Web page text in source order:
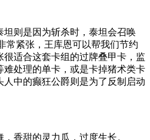
则是因为斩杀时，泰坦会召唤
常紧张，王库恩可以帮我们节约
适合这套卡组的过牌叠甲卡，监
处理的单卡，或是卡掉猪术类卡
中的癫狂公爵则是为了反制启动
香甜的灵力瓜，过度生长。